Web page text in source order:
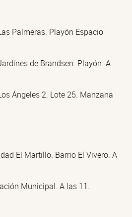
Palmeras. Playón Espacio
de Brandsen. Playón. A
Ángeles 2. Lote 25. Manzana
El Martillo. Barrio El Vivero. A
Municipal. A las 11.